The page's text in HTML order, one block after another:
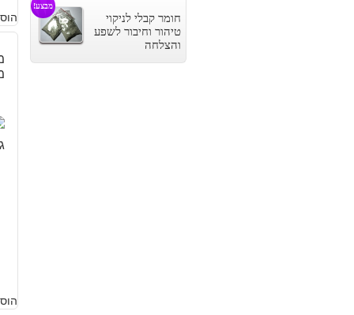
חומר קבלי לניקוי
טיהור וחיבור לשפע
והצלחה
מבצע!